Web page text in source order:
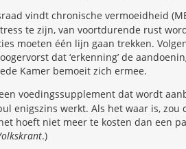
vindt chronische vermoeidheid
te zijn, van voortdurende rust
moeten één lijn gaan trekken.
dat ‘erkenning’ de
Kamer bemoeit zich ermee.
voedingssupplement dat wordt
enigszins werkt. Als het waar is, zou
hoeft niet meer te kosten dan een
.)